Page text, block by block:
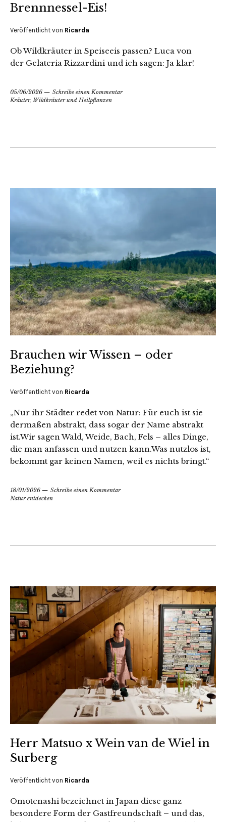
Brennnessel-Eis!
Veröffentlicht von Ricarda
Ob Wildkräuter in Speiseeis passen? Luca von
der Gelateria Rizzardini und ich sagen: Ja klar!
05/06/2026
Schreibe einen Kommentar
Kräuter, Wildkräuter und Heilpflanzen
Brauchen wir Wissen – oder
Beziehung?
Veröffentlicht von Ricarda
„Nur ihr Städter redet von Natur: Für euch ist sie
dermaßen abstrakt, dass sogar der Name abstrakt
ist.Wir sagen Wald, Weide, Bach, Fels – alles Dinge,
die man anfassen und nutzen kann.Was nutzlos ist,
bekommt gar keinen Namen, weil es nichts bringt.“
18/01/2026
Schreibe einen Kommentar
Natur entdecken
Herr Matsuo x Wein van de Wiel in
Surberg
Veröffentlicht von Ricarda
Omotenashi bezeichnet in Japan diese ganz
besondere Form der Gastfreundschaft – und das,